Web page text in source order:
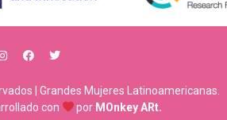
| Grandes Mujeres Latinoamericanas.
con
por MOnkey ARt.